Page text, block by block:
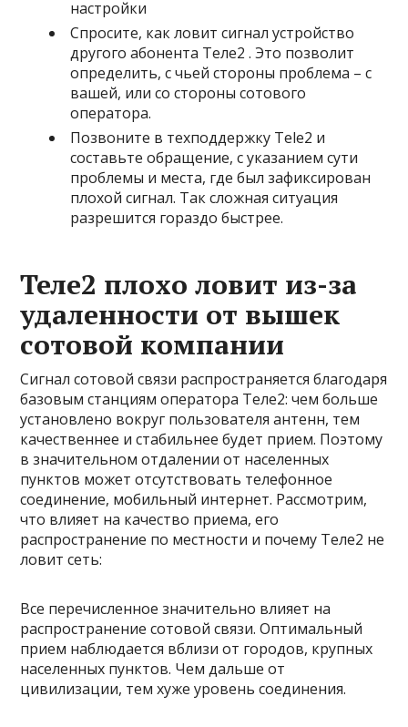
настройки
Спросите, как ловит сигнал устройство
другого абонента Teле2 . Это позволит
определить, с чьей стороны проблема – с
вашей, или со стороны сотового
оператора.
Позвоните в техподдержку Теlе2 и
составьте обращение, с указанием сути
проблемы и места, где был зафиксирован
плохой сигнал. Так сложная ситуация
разрешится гораздо быстрее.
Теле2 плохо ловит из-за
удаленности от вышек
сотовой компании
Сигнал сотовой связи распространяется благодаря
базовым станциям оператора Теле2: чем больше
установлено вокруг пользователя антенн, тем
качественнее и стабильнее будет прием. Поэтому
в значительном отдалении от населенных
пунктов может отсутствовать телефонное
соединение, мобильный интернет. Рассмотрим,
что влияет на качество приема, его
распространение по местности и почему Теле2 не
ловит сеть:
Все перечисленное значительно влияет на
распространение сотовой связи. Оптимальный
прием наблюдается вблизи от городов, крупных
населенных пунктов. Чем дальше от
цивилизации, тем хуже уровень соединения.